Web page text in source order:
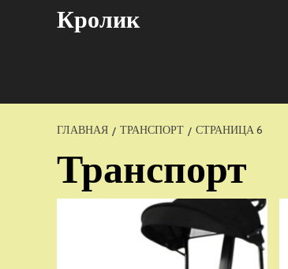
Кролик
ГЛАВНАЯ ТРАНСПОРТ СТРАНИЦА 6
Транспорт